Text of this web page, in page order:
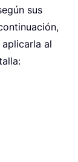
sus
al